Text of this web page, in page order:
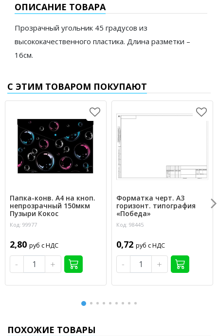
ОПИСАНИЕ ТОВАРА
Прозрачный угольник 45 градусов из
высококачественного пластика. Длина разметки –
16см.
С ЭТИМ ТОВАРОМ ПОКУПАЮТ
Папка-конв. А4 на кноп.
непрозрачный 150мкм
Пузыри Кокос
Код: 99977
2,80 руб с НДС
- +
Форматка черт. А3
горизонт. типография
«Победа»
Код: 98445
0,72 руб с НДС
- +
ПОХОЖИЕ ТОВАРЫ